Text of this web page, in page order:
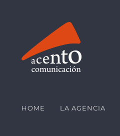
HOME LA AGENCIA